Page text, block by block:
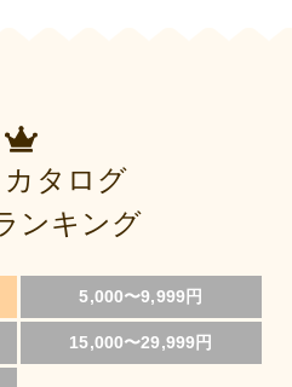
タログ
ンキング
5,000〜9,999円
15,000〜29,999円